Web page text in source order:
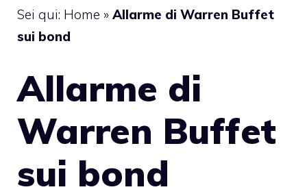
Sei qui: Home » Allarme di Warren Buffet
sui bond
Allarme di
Warren Buffet
sui bond